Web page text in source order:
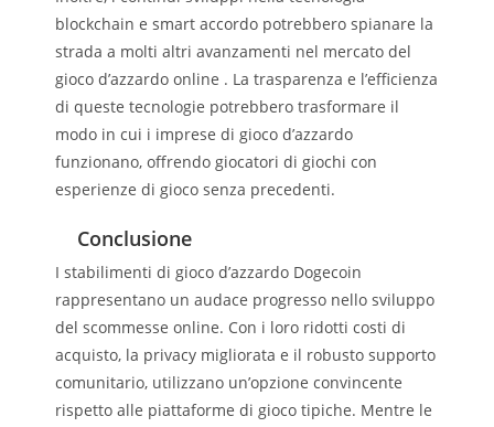
blockchain e smart accordo potrebbero spianare la
strada a molti altri avanzamenti nel mercato del
gioco d’azzardo online . La trasparenza e l’efficienza
di queste tecnologie potrebbero trasformare il
modo in cui i imprese di gioco d’azzardo
funzionano, offrendo giocatori di giochi con
esperienze di gioco senza precedenti.
Conclusione
I stabilimenti di gioco d’azzardo Dogecoin
rappresentano un audace progresso nello sviluppo
del scommesse online. Con i loro ridotti costi di
acquisto, la privacy migliorata e il robusto supporto
comunitario, utilizzano un’opzione convincente
rispetto alle piattaforme di gioco tipiche. Mentre le